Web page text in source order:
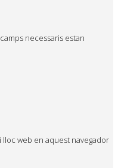
camps necessaris estan
web en aquest navegador